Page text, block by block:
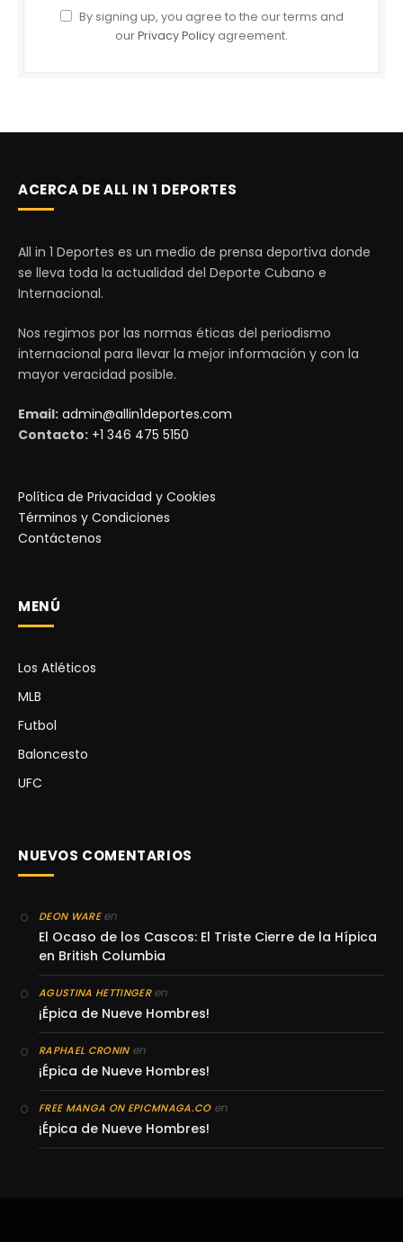
By signing up, you agree to the our terms and
ourPrivacy Policy agreement.
ACERCA DE ALL IN 1 DEPORTES
All in 1 Deportes es un medio de prensa deportiva donde
se lleva toda la actualidad del Deporte Cubano e
Internacional.
Nos regimos por las normas éticas del periodismo
internacional para llevar la mejor información y con la
mayor veracidad posible.
Email: admin@allin1deportes.com
Contacto: +1 346 475 5150
Política de Privacidad y Cookies
Términos y Condiciones
Contáctenos
MENÚ
Los Atléticos
MLB
Futbol
Baloncesto
UFC
NUEVOS COMENTARIOS
DEON WAREen
El Ocaso de los Cascos: El Triste Cierre de la Hípica
en British Columbia
AGUSTINA HETTINGERen
¡Épica de Nueve Hombres!
RAPHAEL CRONINen
¡Épica de Nueve Hombres!
FREE MANGA ON EPICMNAGA.COen
¡Épica de Nueve Hombres!